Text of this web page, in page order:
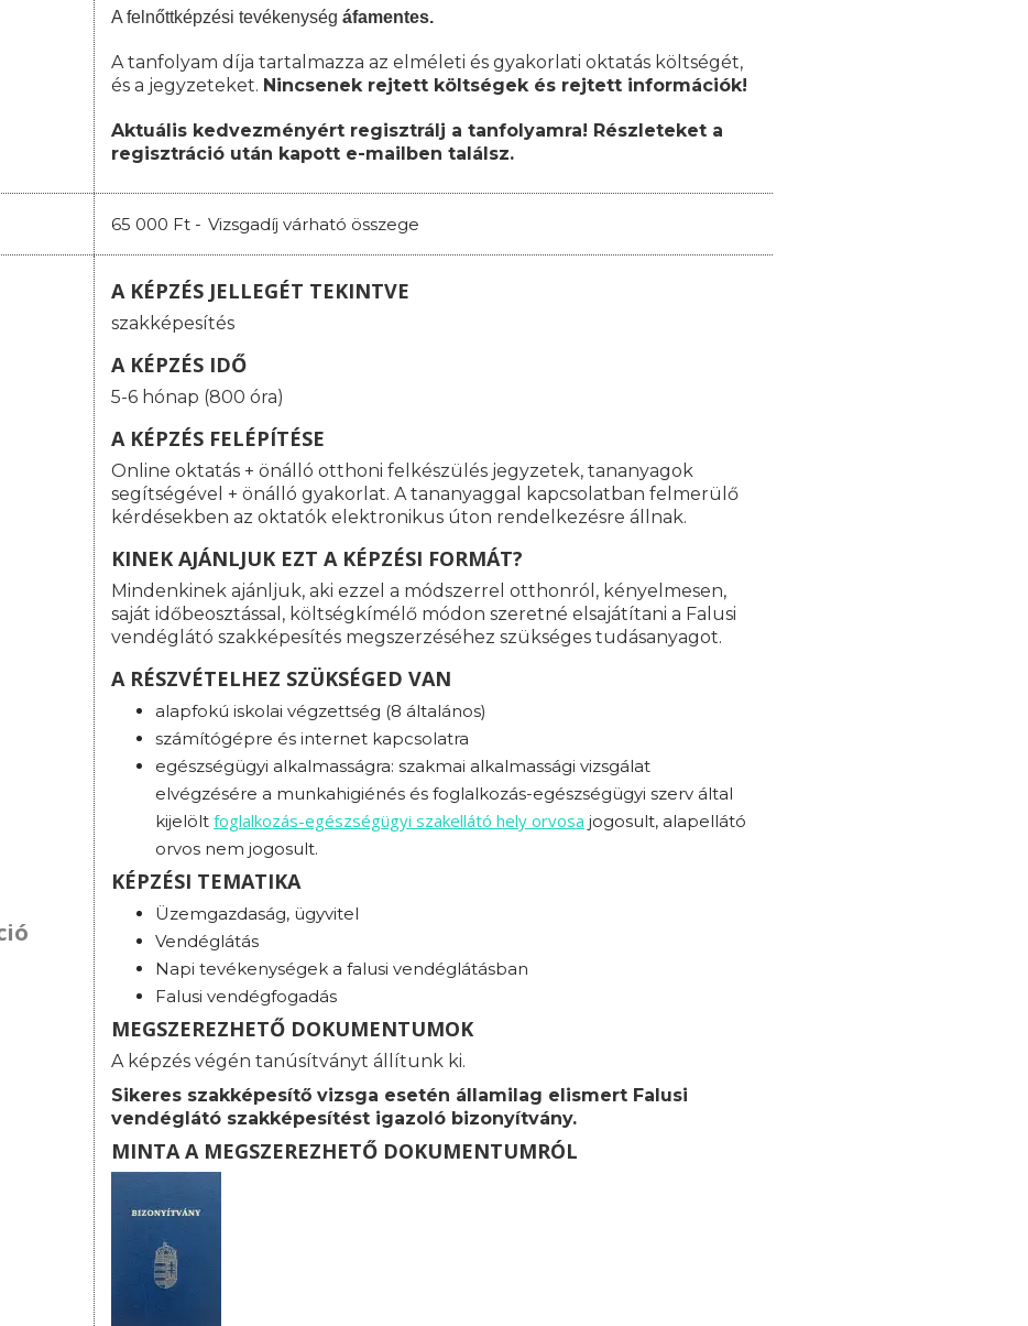
A felnőttképzési tevékenység áfamentes.
A tanfolyam díja tartalmazza az elméleti és gyakorlati oktatás költségét,
és a jegyzeteket. Nincsenek rejtett költségek és rejtett információk!
Aktuális kedvezményért regisztrálj a tanfolyamra! Részleteket a
regisztráció után kapott e-mailben találsz.
65 000 Ft - Vizsgadíj várható összege
A KÉPZÉS JELLEGÉT TEKINTVE
szakképesítés
A KÉPZÉS IDŐ
5-6 hónap (800 óra)
A KÉPZÉS FELÉPÍTÉSE
Online oktatás + önálló otthoni felkészülés jegyzetek, tananyagok
segítségével + önálló gyakorlat. A tananyaggal kapcsolatban felmerülő
kérdésekben az oktatók elektronikus úton rendelkezésre állnak.
KINEK AJÁNLJUK EZT A KÉPZÉSI FORMÁT?
Mindenkinek ajánljuk, aki ezzel a módszerrel otthonról, kényelmesen,
saját időbeosztással, költségkímélő módon szeretné elsajátítani a Falusi
vendéglátó szakképesítés megszerzéséhez szükséges tudásanyagot.
A RÉSZVÉTELHEZ SZÜKSÉGED VAN
alapfokú iskolai végzettség (8 általános)
számítógépre és internet kapcsolatra
egészségügyi alkalmasságra: szakmai alkalmassági vizsgálat
elvégzésére a munkahigiénés és foglalkozás-egészségügyi szerv által
kijelölt foglalkozás-egészségügyi szakellátó hely orvosa jogosult, alapellátó
orvos nem jogosult.
KÉPZÉSI TEMATIKA
Üzemgazdaság, ügyvitel
Vendéglátás
Napi tevékenységek a falusi vendéglátásban
Falusi vendégfogadás
MEGSZEREZHETŐ DOKUMENTUMOK
A képzés végén tanúsítványt állítunk ki.
Sikeres szakképesítő vizsga esetén államilag elismert Falusi
vendéglátó szakképesítést igazoló bizonyítvány.
MINTA A MEGSZEREZHETŐ DOKUMENTUMRÓL